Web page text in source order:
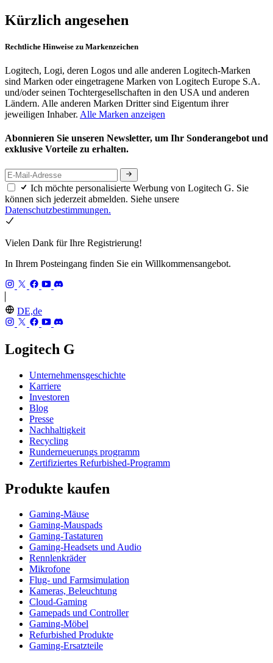
Kürzlich angesehen
Rechtliche Hinweise zu Markenzeichen
Logitech, Logi, deren Logos und alle anderen Logitech-Marken
sind Marken oder eingetragene Marken von Logitech Europe S.A.
und/oder seinen Tochtergesellschaften in den USA und anderen
Ländern. Alle anderen Marken Dritter sind Eigentum ihrer
jeweiligen Inhaber. Alle Marken anzeigen
Abonnieren Sie unseren Newsletter, um Ihr Sonderangebot und
exklusive Vorteile zu erhalten.
Ich möchte personalisierte Werbung von Logitech G. Sie
können sich jederzeit abmelden. Siehe unsere
Datenschutzbestimmungen.
Vielen Dank für Ihre Registrierung!
In Ihrem Posteingang finden Sie ein Willkommensangebot.
DE,de
Logitech G
Unternehmensgeschichte
Karriere
Investoren
Blog
Presse
Nachhaltigkeit
Recycling
Runderneuerungs programm
Zertifiziertes Refurbished-Programm
Produkte kaufen
Gaming-Mäuse
Gaming-Mauspads
Gaming-Tastaturen
Gaming-Headsets und Audio
Rennlenkräder
Mikrofone
Flug- und Farmsimulation
Kameras, Beleuchtung
Cloud-Gaming
Gamepads und Controller
Gaming-Möbel
Refurbished Produkte
Gaming-Ersatzteile